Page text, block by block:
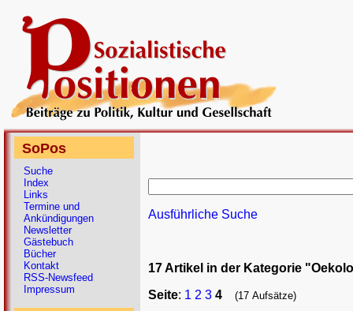
Ausführliche Suche
17 Artikel in der Kategorie
Seite: 1 2 3 4 (17 Aufsätze)
SoPos
Suche
Index
Links
Termine und
Ankündigungen
Newsletter
Gästebuch
Bücher
Kontakt
RSS-Newsfeed
Impressum